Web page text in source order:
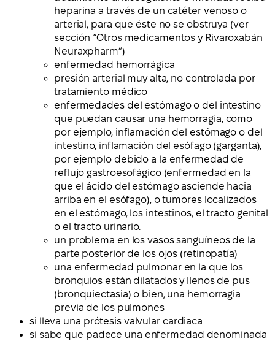
heparina a través de un catéter venoso o
arterial, para que éste no se obstruya (ver
sección “Otros medicamentos y Rivaroxabán
Neuraxpharm”)
enfermedad hemorrágica
presión arterial muy alta, no controlada por
tratamiento médico
enfermedades del estómago o del intestino
que puedan causar una hemorragia, como
por ejemplo, inflamación del estómago o del
intestino, inflamación del esófago (garganta),
por ejemplo debido a la enfermedad de
reflujo gastroesofágico (enfermedad en la
que el ácido del estómago asciende hacia
arriba en el esófago), o tumores localizados
en el estómago, los intestinos, el tracto genital
o el tracto urinario.
un problema en los vasos sanguíneos de la
parte posterior de los ojos (retinopatía)
una enfermedad pulmonar en la que los
bronquios están dilatados y llenos de pus
(bronquiectasia) o bien, una hemorragia
previa de los pulmones
si lleva una prótesis valvular cardiaca
si sabe que padece una enfermedad denominada